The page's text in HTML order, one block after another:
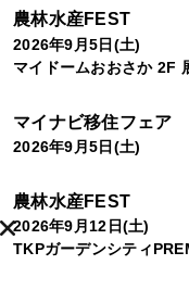
農林水産FEST
2026年9月5日(土)
マイドームおおさか 2F
マイナビ移住フェア
2026年9月5日(土)
農林水産FEST
2026年9月12日(土)
TKPガーデンシティ